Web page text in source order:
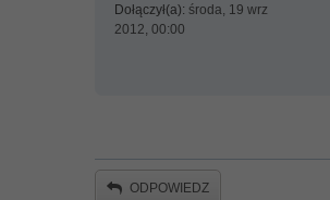
Dołączył(a): środa, 19 wrz
2012, 00:00
ODPOWIEDZ